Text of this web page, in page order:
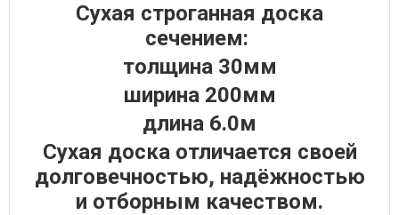
Сухая строганная доска
сечением:
толщина 30мм
ширина 200мм
длина 6.0м
Сухая доска отличается своей
долговечностью, надёжностью
и отборным качеством.